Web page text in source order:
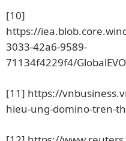
[10]
https://
3033-42a6-9589-
71134f4229f4/
[11] https://
hieu-ung-domino-tren-